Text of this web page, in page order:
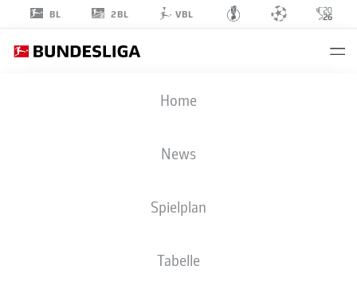
BL 2BL VBL
Home
News
Spielplan
Tabelle